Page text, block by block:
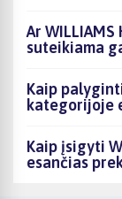
Ar
suteikiama
Kaip
kategorijoje
Kaip įsigyti
esančias